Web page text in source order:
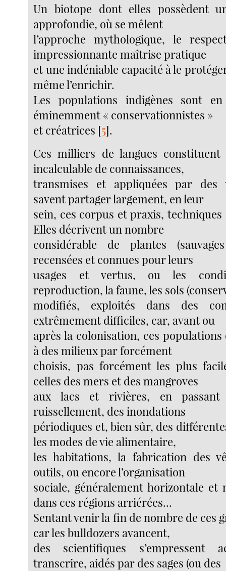
Un biotope dont elles possèdent
approfondie, où se mêlent
l’approche mythologique, le
impressionnante maîtrise pratique
et une indéniable capacité à le
même l’enrichir.
Les populations indigènes sont
éminemment « conservationnistes »
et créatrices [5].
Ces milliers de langues
incalculable de connaissances,
transmises et appliquées par des
savent partager largement, en leur
sein, ces corpus et praxis, techniques
Elles décrivent un nombre
considérable de plantes
recensées et connues pour leurs
usages et vertus, ou les
reproduction, la faune, les sols
modifiés, exploités dans des
extrêmement difficiles, car, avant ou
après la colonisation, ces populations
à des milieux par forcément
choisis, pas forcément les plus
celles des mers et des mangroves
aux lacs et rivières, en
ruissellement, des inondations
périodiques et, bien sûr, des
les modes de vie alimentaire,
les habitations, la fabrication des
outils, ou encore l’organisation
sociale, généralement horizontale et
dans ces régions arriérées...
Sentant venir la fin de nombre de ces
car les bulldozers avancent,
des scientifiques s’empressent
transcrire, aidés par des sages (ou des